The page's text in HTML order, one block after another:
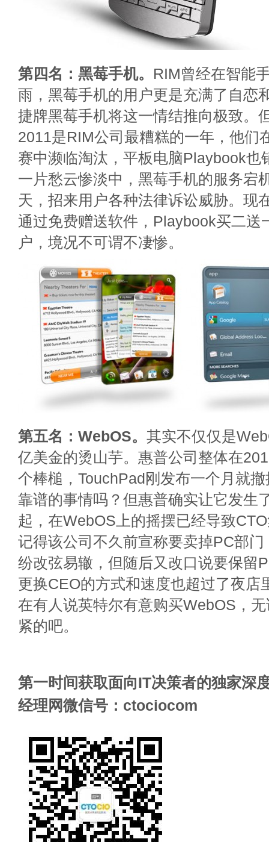
第四名：黑莓手机。 RIM曾经在智能
雨，黑莓手机的用户更是充满了自恋
捷牌黑莓手机将这一情结推向极致。
2011是RIM公司最糟糕的一年，他们
赛中濒临淘汰，平板电脑Playbook也
一片愁云惨淡中，黑莓手机的服务宕
天，招来用户各种法律诉讼威胁。现
通过免费赠送软件，Playbook买二送
户，境况不可谓不凄惨。
第五名：WebOS。 其实不仅仅是
亿美金的烫山芋。惠普公司整体在
个棒槌，TouchPad刚发布一个月就
靠谱的事情吗？但惠普确实让它发生
起，在WebOS上的摇摆已经导致
记得该公司不久前宣称要卖掉PC部
纷改弦易辙，但随后又改口说要保留
更换CEO的方式和速度也超过了夜店
在有人说英特尔有意购买WebOS，
紧的吧。
第一时间获取面向IT决策者的独家深
经理网微信号：ctociocom